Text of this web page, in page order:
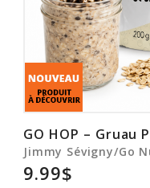
GO HOP – Gruau
Jimmy Sévigny/Go
9.99$